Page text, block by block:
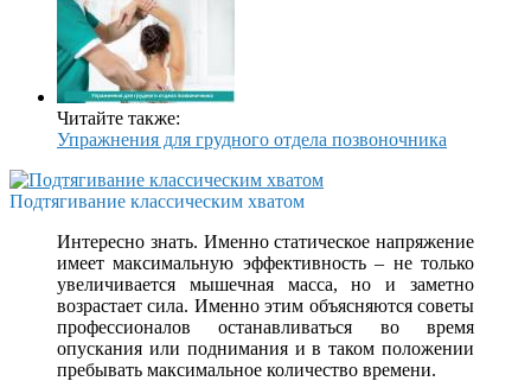
Читайте также:
Упражнения для грудного отдела позвоночника
Подтягивание классическим хватом
Интересно знать. Именно статическое напряжение
имеет максимальную эффективность – не только
увеличивается мышечная масса, но и заметно
возрастает сила. Именно этим объясняются советы
профессионалов останавливаться во время
опускания или поднимания и в таком положении
пребывать максимальное количество времени.